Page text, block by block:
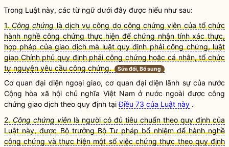
Trong Luật này, các từ ngữ dưới đây được hiểu như sau:
1.Công chứnglà dịch vụ công do công chứng viên của tổ chức
hành nghề công chứng thực hiện để chứng nhận tính xác thực,
hợp pháp của giao dịch mà luật quy định phải công chứng, luật
giao Chính phủ quy định phải công chứng hoặc cá nhân, tổ chức
tự nguyện yêu cầu công chứng.
Sửa đổi, Bổ sung
Cơ quan đại diện ngoại giao, cơ quan đại diện lãnh sự của nước
Cộng hòa xã hội chủ nghĩa Việt Nam ở nước ngoài được công
chứng giao dịch theo quy định tạiĐiều 73 của Luật này .
2.Công chứng viênlà người có đủ tiêu chuẩn theo quy định của
Luật này, được Bộ trưởng Bộ Tư pháp bổ nhiệm để hành nghề
công chứng và thực hiện một số việc chứng thực theo quy định